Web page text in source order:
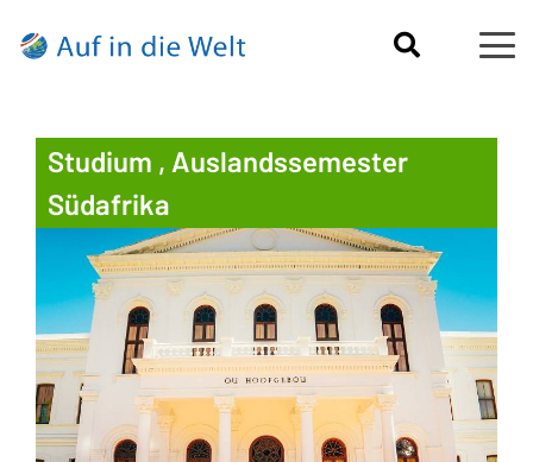
Studium , Auslandssemester
Südafrika